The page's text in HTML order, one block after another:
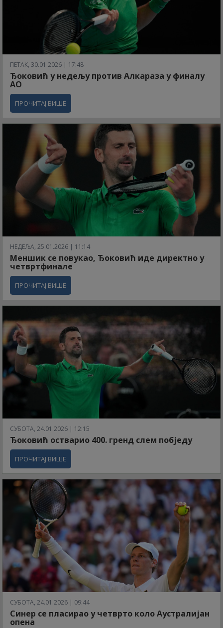
ПЕТАК, 30.01.2026 | 17:48
Ђоковић у недељу против Алкараза у финалу
АО
ПРОЧИТАЈ ВИШЕ
НЕДЕЉА, 25.01.2026 | 11:14
Меншик се повукао, Ђоковић иде директно у
четвртфинале
ПРОЧИТАЈ ВИШЕ
СУБОТА, 24.01.2026 | 12:15
Ђоковић остварио 400. гренд слем побједу
ПРОЧИТАЈ ВИШЕ
СУБОТА, 24.01.2026 | 09:44
Синер се пласирао у четврто коло Аустралијан
опена